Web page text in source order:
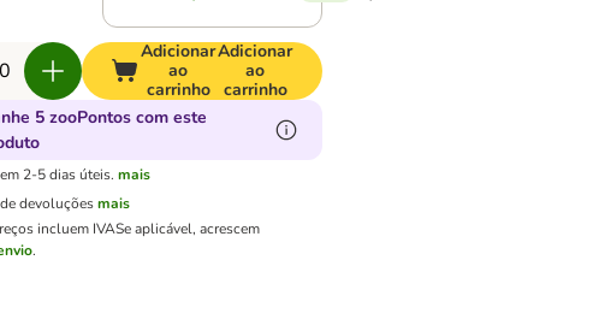
Adicionar
ao
carrinho
Adicionar
ao
carrinho
5 zooPontos com este
2-5 dias úteis. mais
devoluçõesmais
incluem IVASe aplicável, acrescem
.